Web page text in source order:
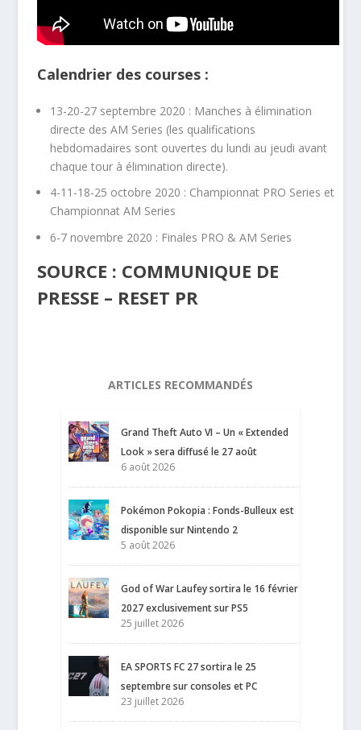
Calendrier des courses :
13-20-27 septembre 2020 : Manches à élimination
directe des AM Series (les qualifications
hebdomadaires sont ouvertes du lundi au jeudi avant
chaque tour à élimination directe).
4-11-18-25 octobre 2020 : Championnat PRO Series et
Championnat AM Series
6-7 novembre 2020 : Finales PRO & AM Series
SOURCE : COMMUNIQUE DE
PRESSE – RESET PR
ARTICLES RECOMMANDÉS
Grand Theft Auto VI – Un « Extended
Look » sera diffusé le 27 août
6 août 2026
Pokémon Pokopia : Fonds-Bulleux est
disponible sur Nintendo 2
5 août 2026
God of War Laufey sortira le 16 février
2027 exclusivement sur PS5
25 juillet 2026
EA SPORTS FC 27 sortira le 25
septembre sur consoles et PC
23 juillet 2026